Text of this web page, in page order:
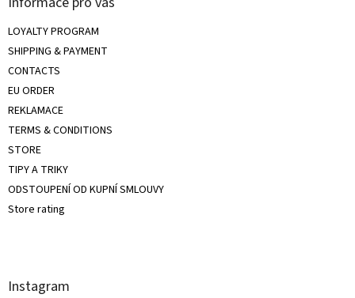
LOYALTY PROGRAM
SHIPPING & PAYMENT
CONTACTS
EU ORDER
REKLAMACE
TERMS & CONDITIONS
STORE
TIPY A TRIKY
ODSTOUPENÍ OD KUPNÍ SMLOUVY
Store rating
Instagram